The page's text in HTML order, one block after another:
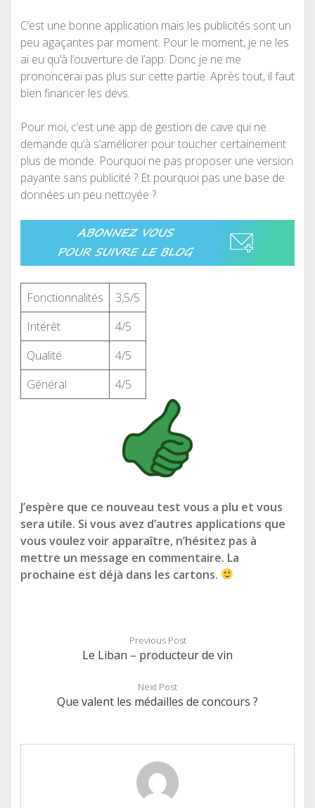
C’est une bonne application mais les publicités sont un
peu agaçantes par moment. Pour le moment, je ne les
ai eu qu’à l’ouverture de l’app. Donc je ne me
prononcerai pas plus sur cette partie. Après tout, il faut
bien financer les devs.
Pour moi, c’est une app de gestion de cave qui ne
demande qu’à s’améliorer pour toucher certainement
plus de monde. Pourquoi ne pas proposer une version
payante sans publicité ? Et pourquoi pas une base de
données un peu nettoyée ?
Fonctionnalités
3,5/5
Intérêt
4/5
Qualité
4/5
Général
4/5
J’espère que ce nouveau test vous a plu et vous
sera utile. Si vous avez d’autres applications que
vous voulez voir apparaître, n’hésitez pas à
mettre un message en commentaire. La
prochaine est déjà dans les cartons.
Previous Post
Le Liban – producteur de vin
Next Post
Que valent les médailles de concours ?